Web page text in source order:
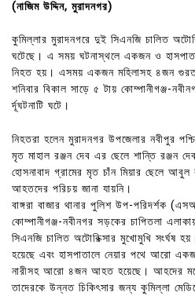
(নাজিম উদ্দিন, মুরাদনগর)
কুমিল্লার মুরাদনগরে দুই সিএনজি চালিত
ঘটেছে। এ সময় ঘটনাস্থলে একজন ও
নিহত হয়। এসময় একজন মহিলাসহ ৪জন
শনিবার বিকাল সাড়ে ৫ টায় কোম্পানীগঞ্জ-
র্দূঘটনাটি ঘটে।
নিহতরা হলেন মুরাদনগর উপজেলার নবীপুর
মৃত মাহাল রঞ্জন দেব এর ছেলে শান্তি রঞ্জন
হোসনাবাদ গ্রামের মৃত চাঁন মিয়ার ছেলে
আহতদের পরিচয় জানা যায়নি।
বাঙ্গরা বাজার থানার পুলিশ উপ-পরিদর্শক
কোম্পানীগঞ্জ-নবীনগর সড়কের চাপিতলা
সিএনজি চালিত অটোরিক্সার মুখোমুখি সংর্ঘষ
হয়েছে এবং হাসপাতালে নেয়ার পথে আরো
নারীসহ আরো ৪জন আহত হয়েছে। আহদের
তাদেরকে উন্নত চিকিৎসার জন্য কুমিল্লা